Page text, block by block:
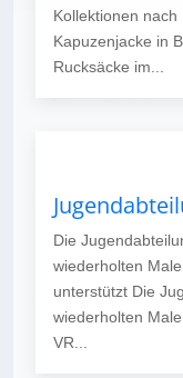
Kollektionen
Kapuzenjacke in
Rucksäcke im...
Die
wiederholten
unterstützt Die
wiederholten
VR...